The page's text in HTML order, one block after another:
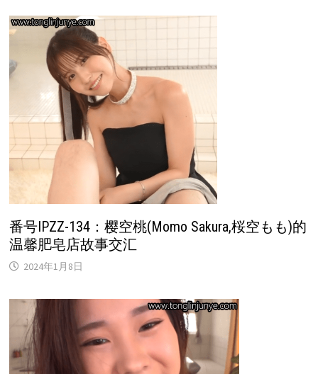
番号IPZZ-134：樱空桃(Momo Sakura,桜空もも)的
温馨肥皂店故事交汇
2024年1月8日